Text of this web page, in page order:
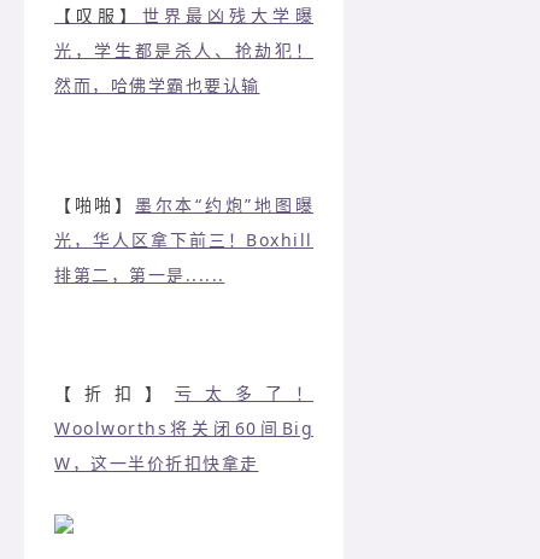
【叹服】 世界最凶残大学曝
光，学生都是杀人、抢劫犯！
然而，哈佛学霸也要认输
【啪啪】 墨尔本“约炮”地图曝
光，华人区拿下前三！Boxhill
排第二，第一是......
【折扣】 亏太多了！
Woolworths将关闭60间Big
W，这一半价折扣快拿走